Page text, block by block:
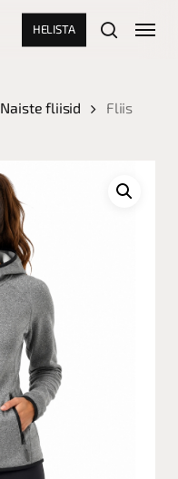
HELISTA
search
Menu
Naiste fliisid
Fliis